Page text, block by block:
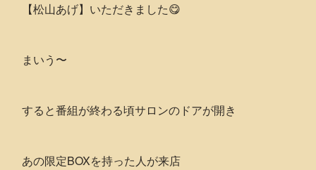
【松山あげ】いただきました😋
まいう〜
すると番組が終わる頃サロンのドアが開き
あの限定BOXを持った人が来店